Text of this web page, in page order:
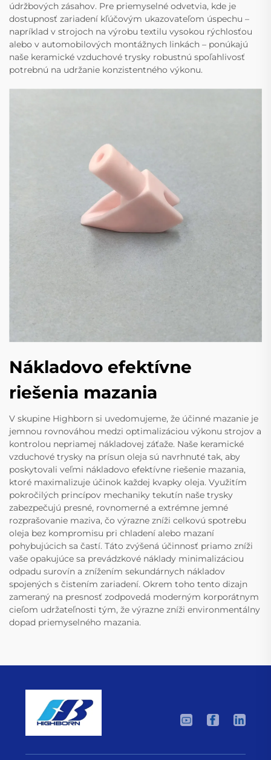
údržbových zásahov. Pre priemyselné odvetvia, kde je
dostupnosť zariadení kľúčovým ukazovateľom úspechu –
napríklad v strojoch na výrobu textilu vysokou rýchlosťou
alebo v automobilových montážnych linkách – ponúkajú
naše keramické vzduchové trysky robustnú spoľahlivosť
potrebnú na udržanie konzistentného výkonu.
Nákladovo efektívne
riešenia mazania
V skupine Highborn si uvedomujeme, že účinné mazanie je
jemnou rovnováhou medzi optimalizáciou výkonu strojov a
kontrolou nepriamej nákladovej záťaže. Naše keramické
vzduchové trysky na prísun oleja sú navrhnuté tak, aby
poskytovali veľmi nákladovo efektívne riešenie mazania,
ktoré maximalizuje účinok každej kvapky oleja. Využitím
pokročilých princípov mechaniky tekutín naše trysky
zabezpečujú presné, rovnomerné a extrémne jemné
rozprašovanie maziva, čo výrazne zníži celkovú spotrebu
oleja bez kompromisu pri chladení alebo mazaní
pohybujúcich sa častí. Táto zvýšená účinnosť priamo zníži
vaše opakujúce sa prevádzkové náklady minimalizáciou
odpadu surovín a znížením sekundárnych nákladov
spojených s čistením zariadení. Okrem toho tento dizajn
zameraný na presnosť zodpovedá moderným korporátnym
cieľom udržateľnosti tým, že výrazne zníži environmentálny
dopad priemyselného mazania.